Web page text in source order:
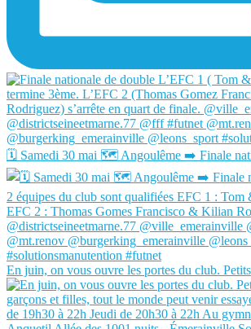
🗓️ Samedi 30 mai 🗺️ Angoulême ➡️ Finale
En juin, on vous ouvre les portes du club. Petits